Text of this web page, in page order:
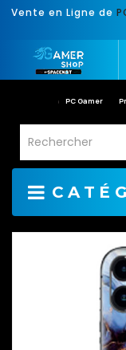
Vente en Ligne de
PC Gamer